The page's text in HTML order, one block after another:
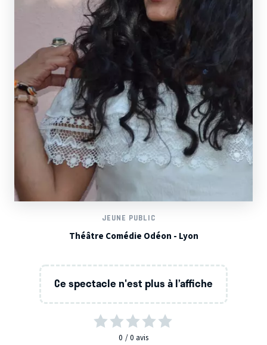
JEUNE PUBLIC
Théâtre Comédie Odéon - Lyon
Ce spectacle n'est plus à l’affiche
0 0 avis